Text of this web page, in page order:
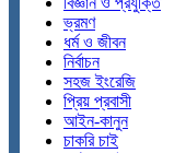
ভ্রমণ
ধর্ম ও জীবন
নির্বাচন
সহজ ইংরেজি
প্রিয় প্রবাসী
আইন-কানুন
চাকরি চাই